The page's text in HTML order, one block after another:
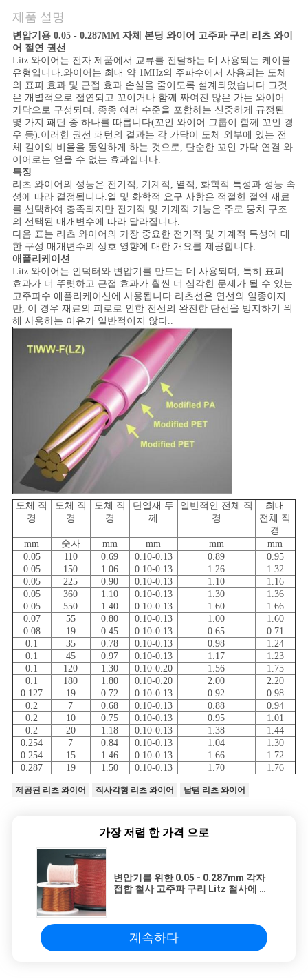
세
요
뉴
스
인
용
문
을
요
구
하
트
PRIVACY
POLICY
제품 설명
변압기용 0.05 - 0.287MM 자체 본딩 와이어 고주파 구리 리츠 와이
어 절연 권선
Litz 와이어는 전자 제품에서 교류를 전달하는 데 사용되는 케이블
유형입니다.와이어는 최대 약 1MHz의 주파수에서 사용되는 도체
의 표피 효과 및 근접 효과 손실을 줄이도록 설계되었습니다.그것
은 개별적으로 절연되고 꼬이거나 함께 짜여진 많은 가는 와이어
가닥으로 구성되며, 종종 여러 수준을 포함하는 신중하게 규정된
몇 가지 패턴 중 하나를 따릅니다(꼬인 와이어 그룹이 함께 꼬인 경
우 등).이러한 권선 패턴의 결과는 각 가닥이 도체 외부에 있는 전
체 길이의 비율을 동일하게 하는 것으로, 단순한 꼬인 가닥 연결 와
이어로는 얻을 수 없는 효과입니다.
특징
리츠 와이어의 성능은 전기적, 기계적, 열적, 화학적 특성과 성능 속
성에 따라 결정됩니다.열 및 화학적 요구 사항은 적절한 절연 재료
를 선택하여 충족되지만 전기적 및 기계적 기능은 주로 뭉치 구조
의 선택된 매개변수에 따라 달라집니다.
다음 표는 리츠 와이어의 가장 중요한 전기적 및 기계적 특성에 대
한 구성 매개변수의 상호 영향에 대한 개요를 제공합니다.
애플리케이션
Litz 와이어는 인덕터와 변압기를 만드는 데 사용되며, 특히 표피
효과가 더 뚜렷하고 근접 효과가 훨씬 더 심각한 문제가 될 수 있는
고주파수 애플리케이션에 사용됩니다.리츠선은 연선의 일종이지
만, 이 경우 재료의 피로로 인한 전선의 완전한 단선을 방지하기 위
해 사용하는 이유가 일반적이지 않다..
도체 직
경
도체 직
경
도체 직
경
단열재 두
께
일반적인 전체 직
경
최대
전체 직
경
mm
숫자 mm mm mm
mm
0.05
110 0.69 0.10-0.13 0.89
0.95
0.05
150 1.06 0.10-0.13 1.26
1.32
0.05
225 0.90 0.10-0.13 1.10
1.16
0.05
360 1.10 0.10-0.13 1.30
1.36
0.05
550 1.40 0.10-0.13 1.60
1.66
0.07
55 0.80 0.10-0.13 1.00
1.60
0.08
19 0.45 0.10-0.13 0.65
0.71
0.1
35 0.78 0.10-0.13 0.98
1.24
0.1
45 0.97 0.10-0.13 1.17
1.23
0.1
120 1.30 0.10-0.20 1.56
1.75
0.1
180 1.80 0.10-0.20 2.00
2.20
0.127
19 0.72 0.10-0.13 0.92
0.98
0.2
7 0.68 0.10-0.13 0.88
0.94
0.2
10 0.75 0.10-0.13 0.95
1.01
0.2
20 1.18 0.10-0.13 1.38
1.44
0.254
7 0.84 0.10-0.13 1.04
1.30
0.254
15 1.46 0.10-0.13 1.66
1.72
0.287
19 1.50 0.10-0.13 1.70 1.76
제공된 리츠 와이어 직사각형 리츠 와이어 납땜 리츠 와이어
가장 저렴 한 가격 으로
변압기를 위한 0.05 - 0.287mm 각자
접합 철사 고주파 구리 Litz 철사에 의
계속하다